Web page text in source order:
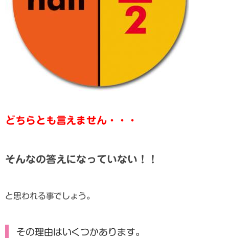
どちらとも言えません・・・
そんなの答えになっていない！！
と思われる事でしょう。
その理由はいくつかあります。